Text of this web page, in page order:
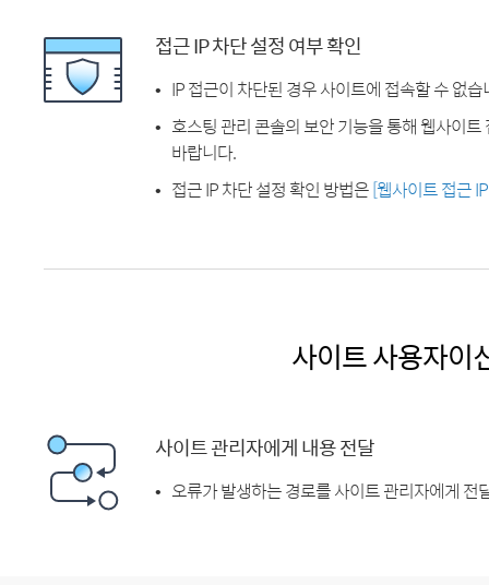
접근 IP 차단 설정 여부 확인
IP 접근이 차단된 경우 사이트에 접속할 수 없습
호스팅 관리 콘솔의 보안 기능을 통해 웹사이
바랍니다.
접근 IP 차단 설정 확인 방법은[웹사이트 접근
사이트 사용자이
사이트 관리자에게 내용 전달
오류가 발생하는 경로를 사이트 관리자에게 전